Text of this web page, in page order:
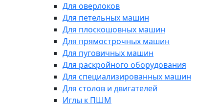
Для оверлоков
Для петельных машин
Для плоскошовных машин
Для прямострочных машин
Для пуговичных машин
Для раскройного оборудования
Для специализированных машин
Для столов и двигателей
Иглы к ПШМ